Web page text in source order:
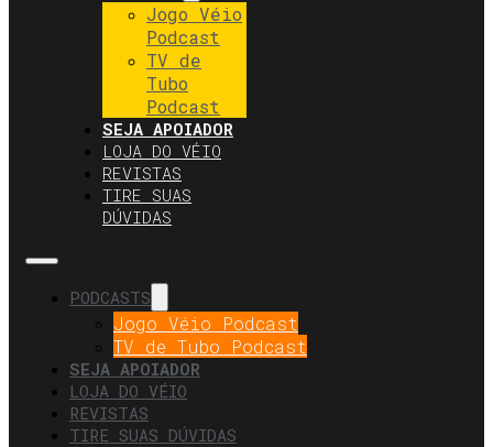
Jogo Véio
Podcast
TV de
Tubo
Podcast
SEJA APOIADOR
LOJA DO VÉIO
REVISTAS
TIRE SUAS
DÚVIDAS
PODCASTS
Jogo Véio Podcast
TV de Tubo Podcast
SEJA APOIADOR
LOJA DO VÉIO
REVISTAS
TIRE SUAS DÚVIDAS